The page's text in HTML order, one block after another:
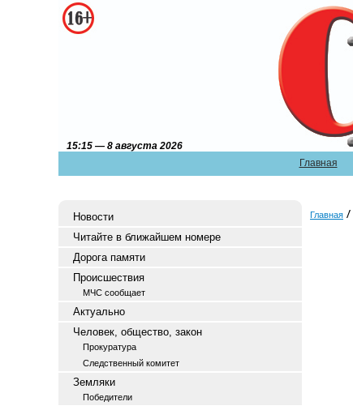
Главная
15:15 — 8 августа 2026
Новости
Читайте в ближайшем номере
Дорога памяти
Происшествия
МЧС сообщает
Актуально
Человек, общество, закон
Прокуратура
Следственный комитет
Земляки
Победители
Главная